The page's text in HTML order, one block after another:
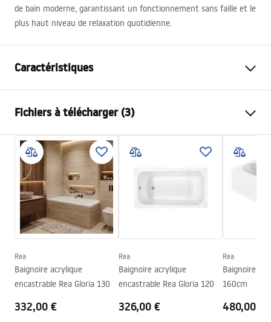
de bain moderne, garantissant un fonctionnement sans faille et le
plus haut niveau de relaxation quotidienne.
Caractéristiques
Couleur
Matériel
Acrylique
Longueur
1595
Largeur
750
Hauteur
Côté d'installation
Bonde et siphon inclus
Garantie
Fichiers à télécharger (3)
Informations de sécurité
WARUNKI_BEZPIECZENSTWA_WANNY.pdf
Conditions de garantie
Warranty_Terms_and_Conditions_Bathtubs.pdf
Instructions de montage
Orion_160_170.pdf
Rea
Baignoire acrylique
encastrable Rea Gloria 130
332,00 €
Rea
Baignoire acrylique
encastrable Rea Gloria 120
326,00 €
Rea
Baignoire
160cm
480,00 €